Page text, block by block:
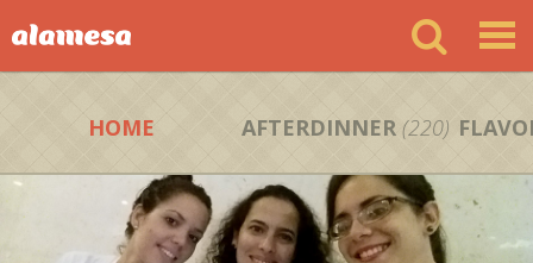
HOME AFTERDINNER (220)